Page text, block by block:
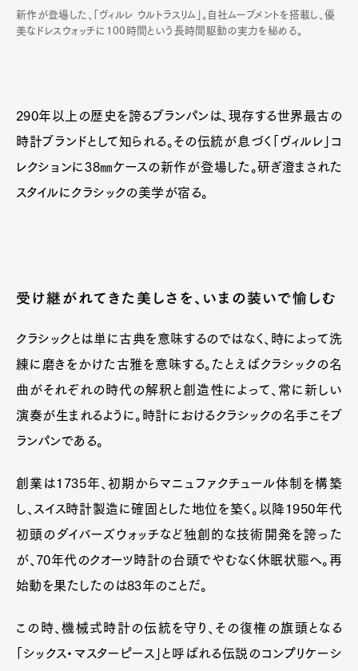
新作が登場した、「ヴィルレ ウルトラスリム」。自社ムーブメントを搭載し、優
美なドレスウォッチに100時間という長時間駆動の実力を秘める。
290年以上の歴史を誇るブランパンは、現存する世界最古の
時計ブランドとして知られる。その伝統が息づく「ヴィルレ」コ
レクションに38㎜ケースの新作が登場した。研ぎ澄まされた
スタイルにクラシックの美学が宿る。
受け継がれてきた美しさを、いまの装いで愉しむ
クラシックとは単に古典を意味するのではなく、時によって洗
練に磨きをかけた古雅を意味する。たとえばクラシックの名
曲がそれぞれの時代の解釈と創造性によって、常に新しい
演奏が生まれるように。時計におけるクラシックの名手こそブ
ランパンである。
創業は1735年、初期からマニュファクチュール体制を構築
し、スイス時計製造に確固とした地位を築く。以降1950年代
初頭のダイバーズウォッチなど独創的な技術開発を誇った
が、70年代のクオーツ時計の台頭でやむなく休眠状態へ。再
始動を果たしたのは83年のことだ。
この時、機械式時計の伝統を守り、その復権の旗頭となる
「シックス・マスターピース」と呼ばれる伝説のコンプリケーシ